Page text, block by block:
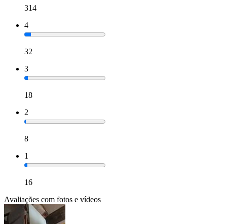
314
4
32
3
18
2
8
1
16
Avaliações com fotos e vídeos